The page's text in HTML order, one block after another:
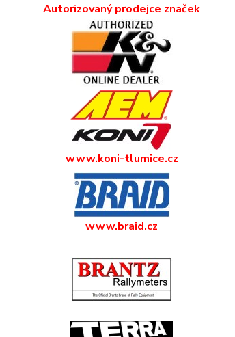
Autorizovaný prodejce značek
www.koni-tlumice.cz
www.braid.cz